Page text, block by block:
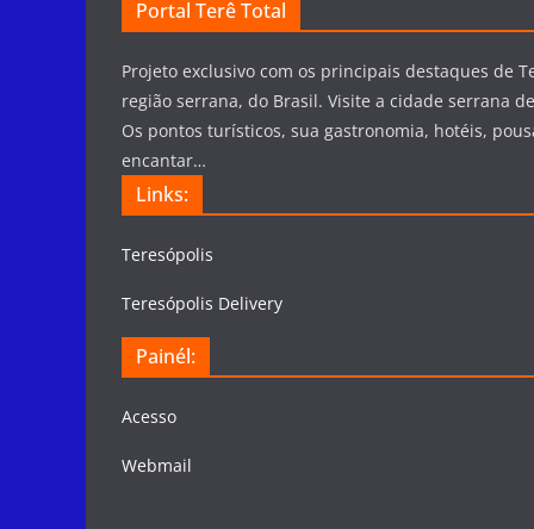
Portal Terê Total
Projeto exclusivo com os principais destaques de
região serrana, do Brasil. Visite a cidade serrana
Os pontos turísticos, sua gastronomia, hotéis,
encantar…
Links:
Teresópolis
Teresópolis Delivery
Painél:
Acesso
Webmail